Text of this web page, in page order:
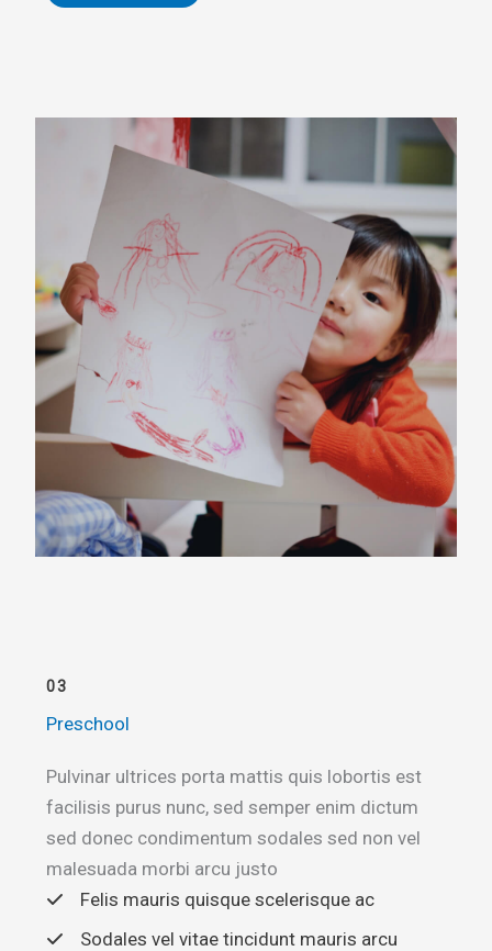
03
Preschool
Pulvinar ultrices porta mattis quis lobortis est
facilisis purus nunc, sed semper enim dictum
sed donec condimentum sodales sed non vel
malesuada morbi arcu justo
Felis mauris quisque scelerisque ac
Sodales vel vitae tincidunt mauris arcu